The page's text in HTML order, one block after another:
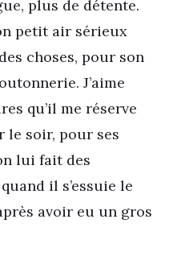
plus de détente.
petit air sérieux
choses, pour son
J’aime
qu’il me réserve
le soir, pour ses
lui fait des
il s’essuie le
avoir eu un gros